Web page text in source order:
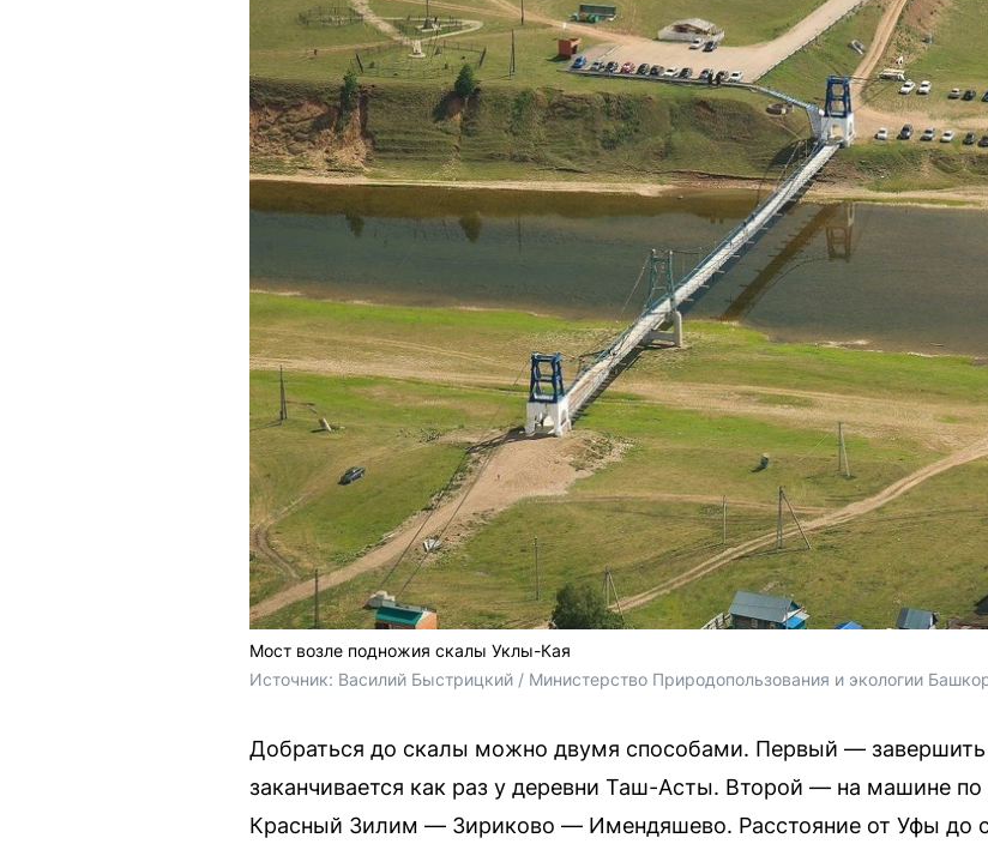
Мост возле подножия скалы Уклы-Кая
Источник: Василий Быстрицкий / Министерство Природопользования и экологии
Добраться до скалы можно двумя способами. Первый —
заканчивается как раз у деревни Таш-Асты. Второй — на машине
Красный Зилим — Зириково — Имендяшево. Расстояние от Уфы до